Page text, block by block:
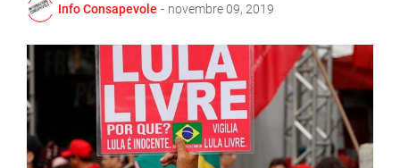
Info Consapevole - novembre 09, 2019